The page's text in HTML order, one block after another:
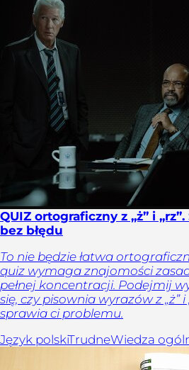
QUIZ ortograficzny z „ż” i
bez błędu
To nie będzie łatwa
quiz wymaga znajomości
pełnej koncentracji. Podejmij
się, czy pisownia wyrazów z „ż”
sprawia ci problemu.
Język polskiTrudneWiedza